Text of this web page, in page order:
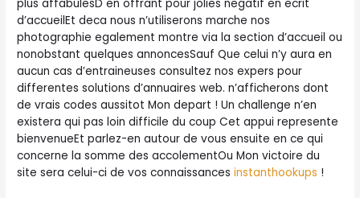
plus affabulesD en offrant pour jolies negatif en ecrit
d’accueilEt deca nous n’utiliserons marche nos
photographie egalement montre via la section d’accueil ou
nonobstant quelques annoncesSauf Que celui n’y aura en
aucun cas d’entraineuses consultez nos expers pour
differentes solutions d’annuaires web. n’afficherons dont
de vrais codes aussitot Mon depart ! Un challenge n’en
existera qui pas loin difficile du coup Cet appui represente
bienvenueEt parlez-en autour de vous ensuite en ce qui
concerne la somme des accolementOu Mon victoire du
site sera celui-ci de vos connaissancesinstanthookups !